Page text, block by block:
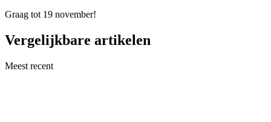
Graag tot 19 november!
Vergelijkbare artikelen
Meest recent